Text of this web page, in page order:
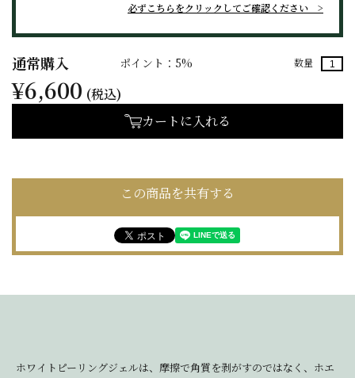
必ずこちらをクリックしてご確認ください
通常購入 ポイント：5% 数量
¥6,600 (税込)
カートに入れる
この商品を共有する
ホワイトピーリングジェルは、摩擦で角質を剥がすのではなく、ホエ